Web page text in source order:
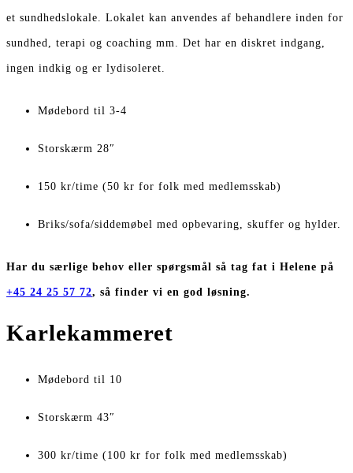
et sundhedslokale. Lokalet kan anvendes af behandlere inden for
sundhed, terapi og coaching mm. Det har en diskret indgang,
ingen indkig og er lydisoleret.
Mødebord til 3-4
Storskærm 28″
150 kr/time (50 kr for folk med medlemsskab)
Briks/sofa/siddemøbel med opbevaring, skuffer og hylder.
Har du særlige behov eller spørgsmål så tag fat i Helene på
+45 24 25 57 72, så finder vi en god løsning.
Karlekammeret
Mødebord til 10
Storskærm 43″
300 kr/time (100 kr for folk med medlemsskab)